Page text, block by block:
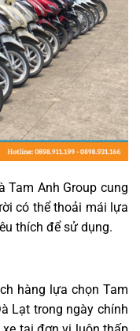
Tam Anh Group cung
có thể thoải mái lựa
thích để sử dụng.
hàng lựa chọn Tam
Lạt trong ngày chính